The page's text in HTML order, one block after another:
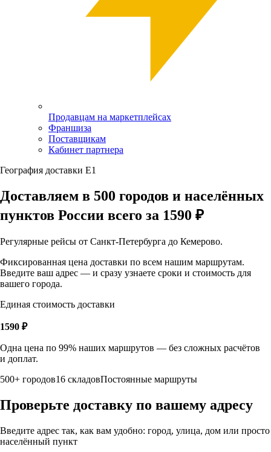
Продавцам на маркетплейсах
Франшиза
Поставщикам
Кабинет партнера
География доставки Е1
Доставляем в 500 городов и населённых
пунктов России всего за 1590 ₽
Регулярные рейсы от Санкт-Петербурга до Кемерово.
Фиксированная цена доставки по всем нашим маршрутам.
Введите ваш адрес — и сразу узнаете сроки и стоимость для
вашего города.
Единая стоимость доставки
1590 ₽
Одна цена по 99% наших маршрутов — без сложных расчётов
и доплат.
500+ городов16 складовПостоянные маршруты
Проверьте доставку по вашему адресу
Введите адрес так, как вам удобно: город, улица, дом или просто
населённый пункт